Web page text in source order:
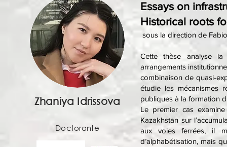
Zhaniya Idrissova
Doctorante
Essays on
Historical roots
sous la direction de
Cette thèse analyse la
arrangements
combinaison de quasi-
étudie les mécanismes
publiques à la formation
Le premier cas
Kazakhstan sur
aux voies ferrées, il
d’alphabétisation, mais